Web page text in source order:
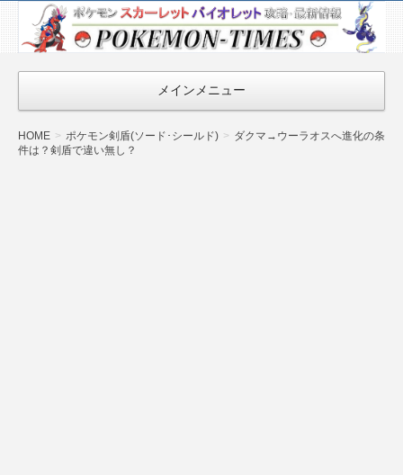
ポケモン最新
情報まとめ
『POKEMON-
TIMES』
メインメニュー
HOME ポケモン剣盾(ソード･シールド)
ダクマ→ウーラオスへ進化の条
件は？剣盾で違い無し？